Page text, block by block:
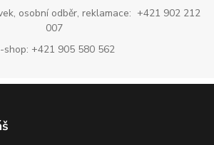
osobní odběr, reklamace: +421 902 212
007
shop: +421 905 580 562